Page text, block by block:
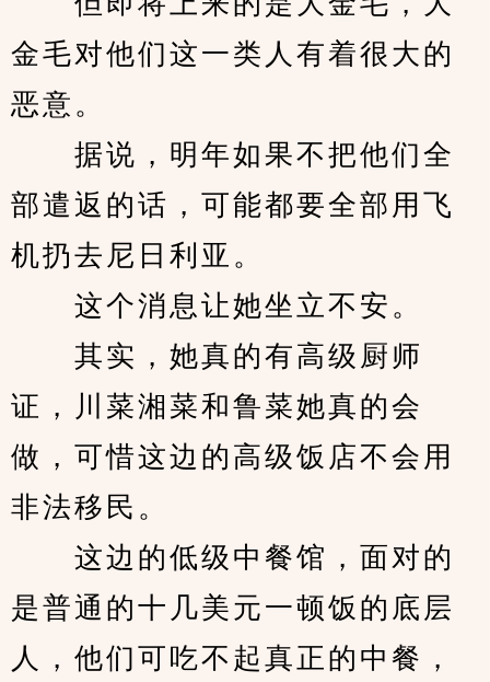
金毛对他们这一类人有着很大的
恶意。
据说，明年如果不把他们全
部遣返的话，可能都要全部用飞
机扔去尼日利亚。
这个消息让她坐立不安。
其实，她真的有高级厨师
证，川菜湘菜和鲁菜她真的会
做，可惜这边的高级饭店不会用
非法移民。
这边的低级中餐馆，面对的
是普通的十几美元一顿饭的底层
人，他们可吃不起真正的中餐，